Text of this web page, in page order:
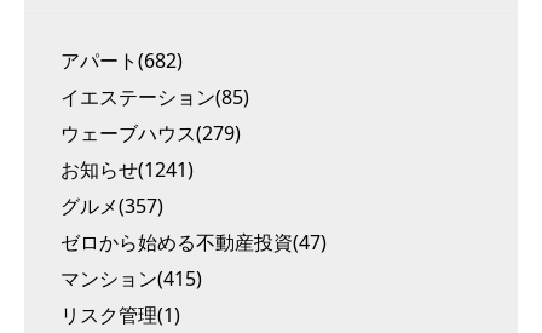
アパート(682)
イエステーション(85)
ウェーブハウス(279)
お知らせ(1241)
グルメ(357)
ゼロから始める不動産投資(47)
マンション(415)
リスク管理(1)